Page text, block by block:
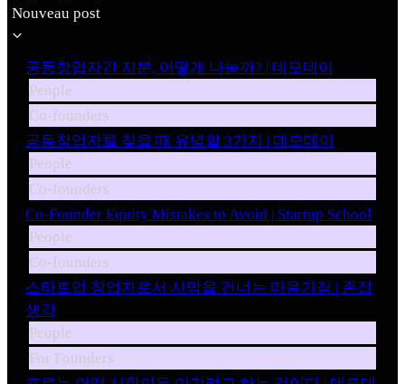
Nouveau post
공동창업자간 지분, 어떻게 나눌까? | 데모데이
People
Co-founders
공동창업자를 찾을 때 유념할 3가지 | 데모데이
People
Co-founders
Co-Founder Equity Mistakes to Avoid | Startup School
People
Co-founders
스타트업 창업자로서 사막을 건너는 마음가짐 | 존잡
생각
People
For Founders